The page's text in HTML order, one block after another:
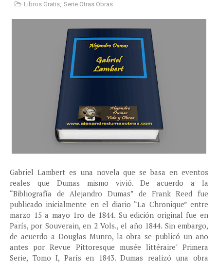
Libros Gratis, Serie Otras Obras
Gabriel Lambert es una novela que se basa en eventos
reales que Dumas mismo vivió.De acuerdo a la
“Bibliografía de Alejandro Dumas” de Frank Reed fue
publicado inicialmente en el diario “La Chronique” entre
marzo 15 a mayo 1ro de 1844. Su edición original fue en
París, por Souverain, en 2 Vols., el año 1844. Sin embargo,
de acuerdo a Douglas Munro, la obra se publicó un año
antes por Revue Pittoresque musée littéraire" Primera
Serie, Tomo I, París en 1843. Dumas realizó una obra